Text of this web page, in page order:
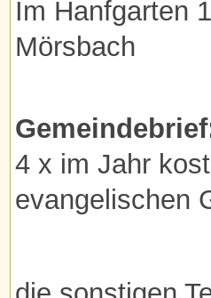
Im Hanfgarten 1
Mörsbach
4 x im Jahr
evangelischen